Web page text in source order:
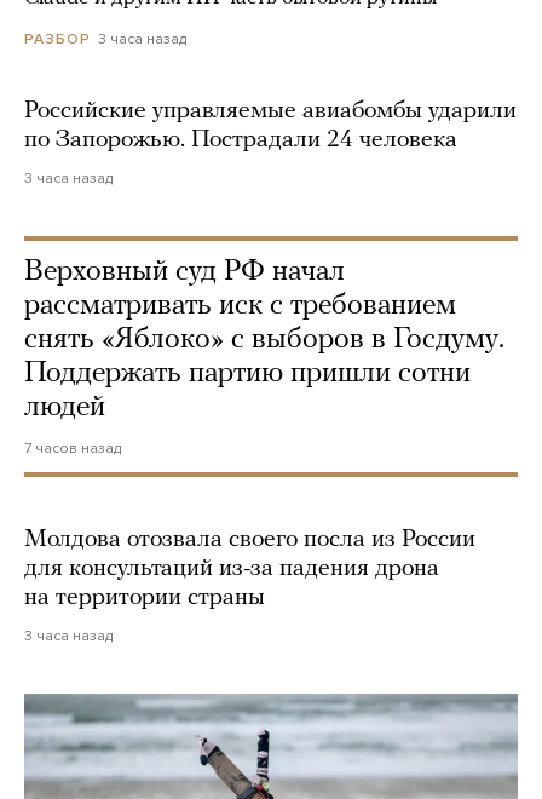
РАЗБОР 3 часа назад
Российские управляемые авиабомбы ударили
по Запорожью. Пострадали 24 человека
3 часа назад
Верховный суд РФ начал
рассматривать иск с требованием
снять «Яблоко» с выборов в Госдуму.
Поддержать партию пришли сотни
людей
7 часов назад
Молдова отозвала своего посла из России
для консультаций из-за падения дрона
на территории страны
3 часа назад